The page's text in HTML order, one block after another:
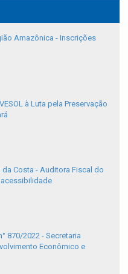
Amazônica - Inscrições
à Luta pela Preservação
Costa - Auditora Fiscal do
870/2022 - Secretaria
Econômico e